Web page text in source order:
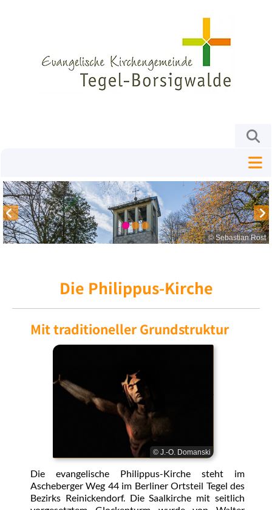
© Sebastian Rost
Die Philippus-Kirche
Mit traditioneller Grundstruktur
© J.-O. Domanski
Die evangelische Philippus-Kirche steht im
Ascheberger Weg 44 im Berliner Ortsteil Tegel des
Bezirks Reinickendorf. Die Saalkirche mit seitlich